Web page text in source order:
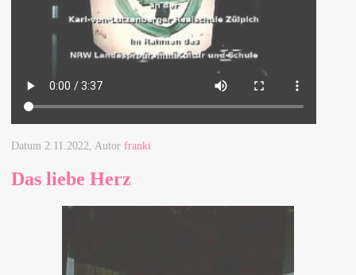
Datum 2.11.2022 , Autor franki
Das liebe Herz